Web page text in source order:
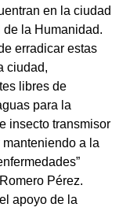
en la ciudad
la Humanidad.
erradicar estas
ciudad,
libres de
para la
insecto transmisor
a la
Pérez.
apoyo de la